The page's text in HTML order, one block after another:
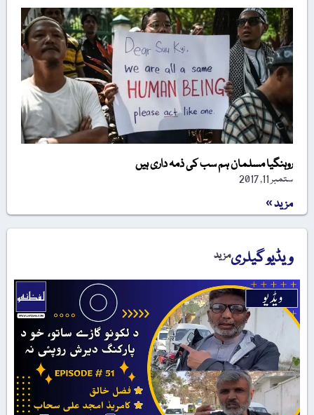
روہنگیا مسلمان ہم سب کی ذمہ داری ہیں
ستمبر 11, 2017
مزید »
ویڈیو گیلریمزید